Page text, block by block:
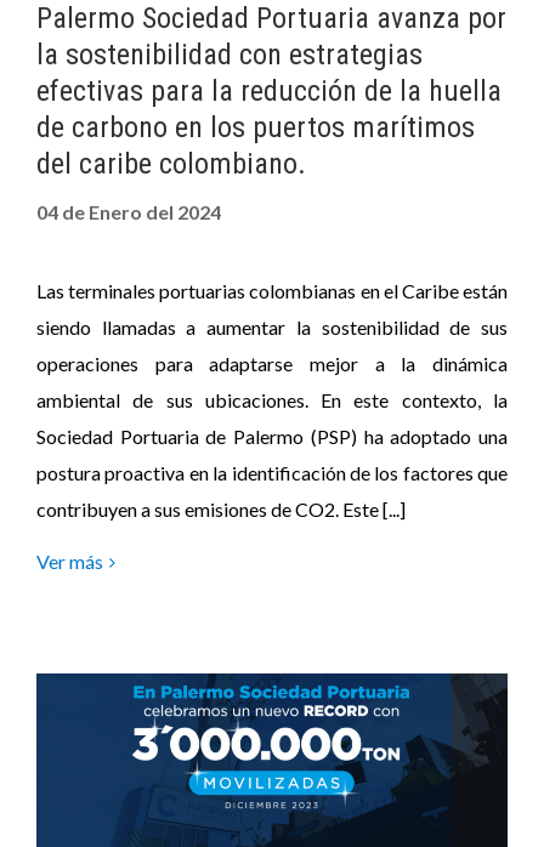
Palermo Sociedad Portuaria avanza por
la sostenibilidad con estrategias
efectivas para la reducción de la huella
de carbono en los puertos marítimos
del caribe colombiano.
04 de Enero del 2024
Las terminales portuarias colombianas en el Caribe están
siendo llamadas a aumentar la sostenibilidad de sus
operaciones para adaptarse mejor a la dinámica
ambiental de sus ubicaciones. En este contexto, la
Sociedad Portuaria de Palermo (PSP) ha adoptado una
postura proactiva en la identificación de los factores que
contribuyen a sus emisiones de CO2. Este [...]
Ver más